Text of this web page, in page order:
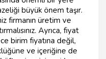
büyük önem taşır.
firmanın üretim ve
Ayrıca, fiyat
birim fiyatına değil,
ve içeriğine de